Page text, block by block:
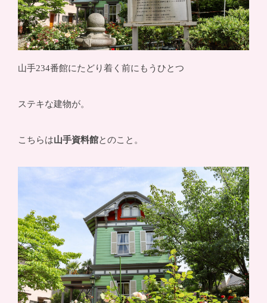
山手234番館にたどり着く前にもうひとつ
ステキな建物が。
こちらは山手資料館とのこと。